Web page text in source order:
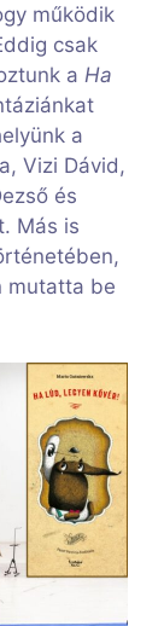
működik
csak
a Ha
a
Vizi Dávid,
és
Más is
mutatta be